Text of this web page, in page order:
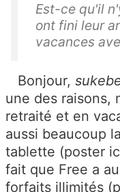
Est-ce qu'il
ont fini leur
vacances
Bonjour,
une des raisons,
retraité et en
aussi beaucoup
tablette (poster
fait que Free a
forfaits illimités